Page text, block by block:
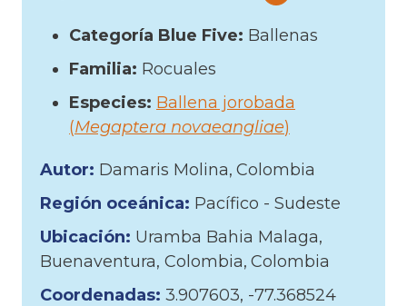
Categoría Blue Five: Ballenas
Familia: Rocuales
Especies: Ballena jorobada
(Megaptera novaeangliae)
Autor: Damaris Molina Colombia
Región oceánica: Pacífico - Sudeste
Ubicación: Uramba Bahia Malaga,
Buenaventura, Colombia Colombia
Coordenadas: 3.907603, -77.368524